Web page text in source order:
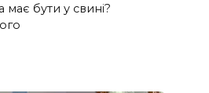
бути у свині?